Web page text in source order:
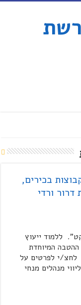
בכירים,
דרור ורדי
ללמוד ייעוץ
המיוחדת
לפרטים על
מנהלים מנחי